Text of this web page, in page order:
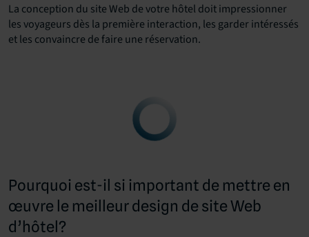
La conception du site Web de votre hôtel doit impressionner
les voyageurs dès la première interaction, les garder intéressés
et les convaincre de faire une réservation.
Pourquoi est-il si important de mettre en
œuvre le meilleur design de site Web
d’hôtel?